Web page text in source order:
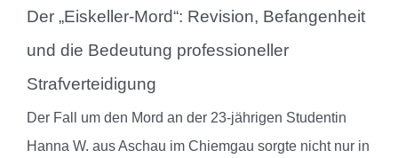
Der „Eiskeller-Mord“: Revision, Befangenheit
und die Bedeutung professioneller
Strafverteidigung
Der Fall um den Mord an der 23‑jährigen Studentin
Hanna W. aus Aschau im Chiemgau sorgte nicht nur in